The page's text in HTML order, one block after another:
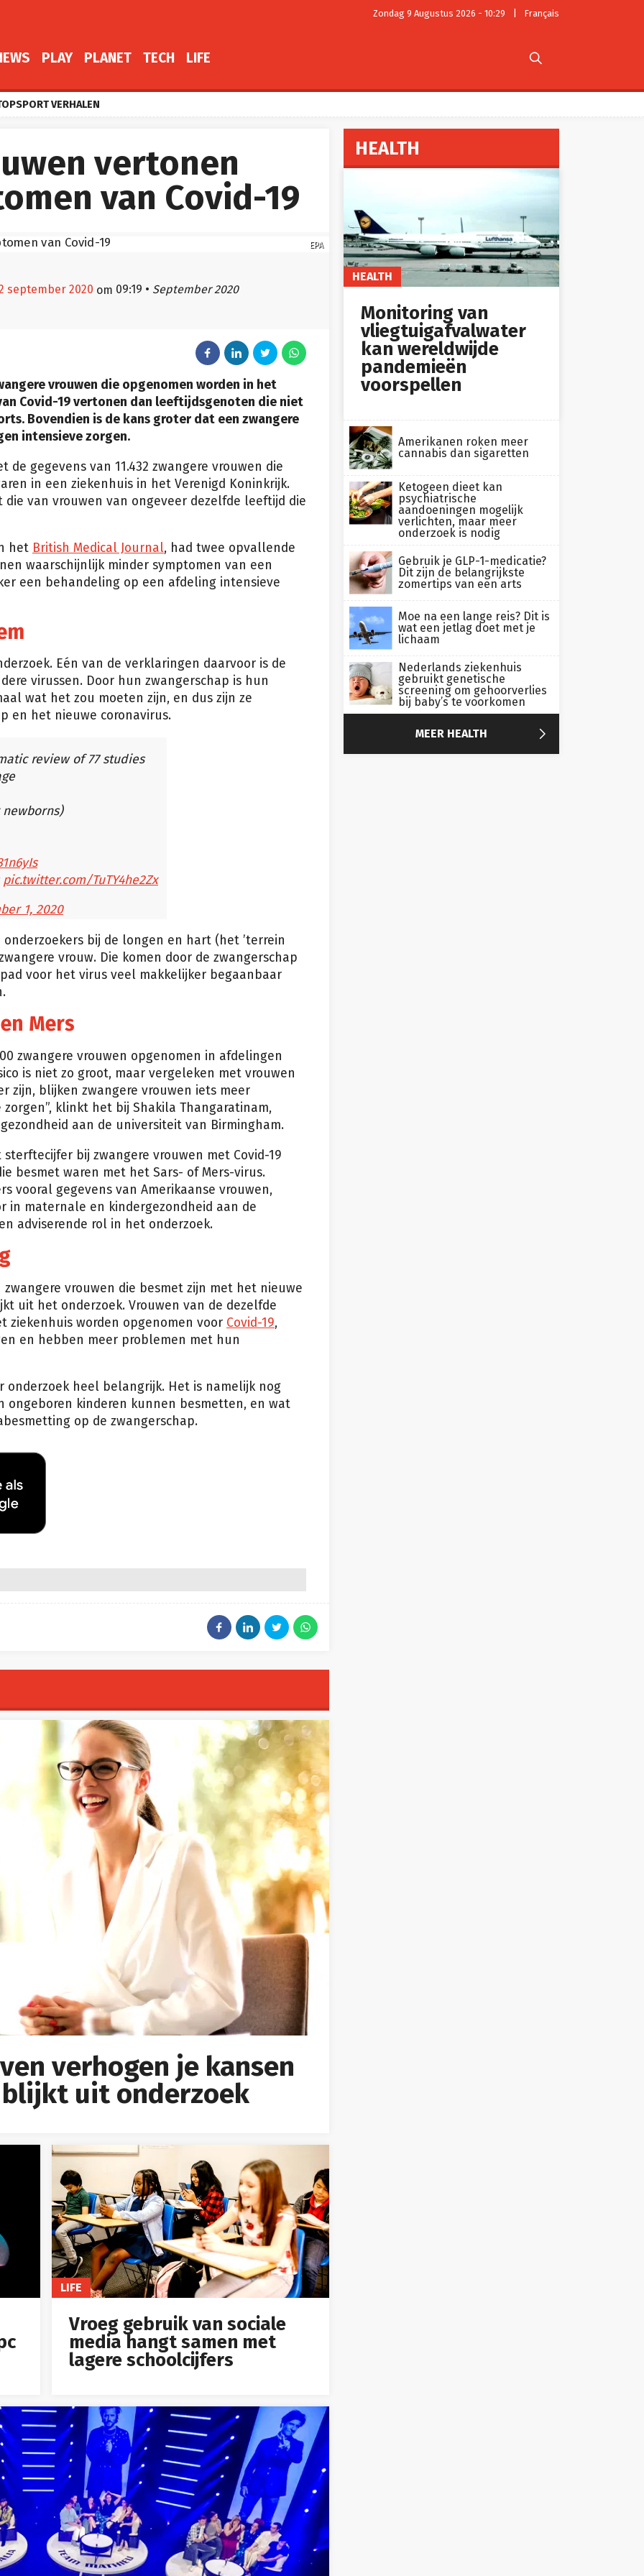
Zondag 9 Augustus 2026 - 10:29 Français
PLAY PLANET TECH LIFE 
VERHALEN
vertonen
van Covid-19
EPA
september 2020 om 09:19 • September 2020
vrouwen die opgenomen worden in het
Covid-19 vertonen dan leeftijdsgenoten die niet
Bovendien is de kans groter dat een zwangere
intensieve zorgen.
de gegevens van 11.432 zwangere vrouwen die
in een ziekenhuis in het Verenigd Koninkrijk.
die van vrouwen van ongeveer dezelfde leeftijd die
het British Medical Journal, had twee opvallende
waarschijnlijk minder symptomen van een
een behandeling op een afdeling intensieve
Eén van de verklaringen daarvoor is de
virussen. Door hun zwangerschap is hun
wat het zou moeten zijn, en dus zijn ze
en het nieuwe coronavirus.
review of 77 studies
pic.twitter.com/TuTY4he2Zx
1, 2020
bij de longen en hart (het ’terrein
vrouw. Die komen door de zwangerschap
voor het virus veel makkelijker begaanbaar
Mers
zwangere vrouwen opgenomen in afdelingen
is niet zo groot, maar vergeleken met vrouwen
zijn, blijken zwangere vrouwen iets meer
klinkt het bij Shakila Thangaratinam,
aan de universiteit van Birmingham.
bij zwangere vrouwen met Covid-19
besmet waren met het Sars- of Mers-virus.
vooral gegevens van Amerikaanse vrouwen,
in maternale en kindergezondheid aan de
adviserende rol in het onderzoek.
vrouwen die besmet zijn met het nieuwe
uit het onderzoek. Vrouwen van de dezelfde
ziekenhuis worden opgenomen voor Covid-19,
en hebben meer problemen met hun
onderzoek heel belangrijk. Het is namelijk nog
ongeboren kinderen kunnen besmetten, en wat
op de zwangerschap.
verhogen je kansen
uit onderzoek
LIFE
Vroeg gebruik van sociale
media hangt samen met
lagere schoolcijfers
HEALTH
HEALTH
Monitoring van
vliegtuigafvalwater
kan wereldwijde
pandemieën
voorspellen
Amerikanen roken meer
cannabis dan sigaretten
Ketogeen dieet kan
psychiatrische
aandoeningen mogelijk
verlichten, maar meer
onderzoek is nodig
Gebruik je GLP-1-medicatie?
Dit zijn de belangrijkste
zomertips van een arts
Moe na een lange reis? Dit is
wat een jetlag doet met je
lichaam
Nederlands ziekenhuis
gebruikt genetische
screening om gehoorverlies
bij baby’s te voorkomen
MEER HEALTH 